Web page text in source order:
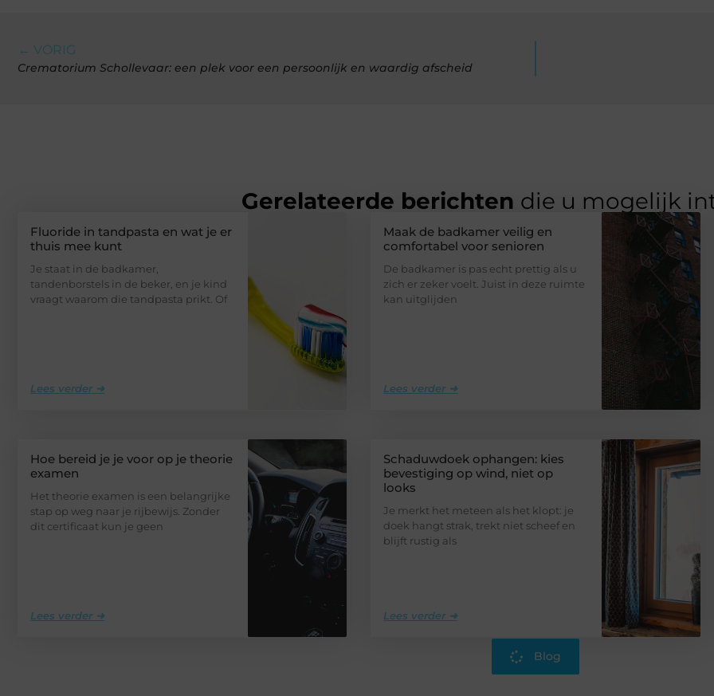
← VORIG
Crematorium Schollevaar: een plek voor een persoonlijk en waardig afscheid
Gerelateerde berichten die u mogelijk
Fluoride in tandpasta en wat je er
thuis mee kunt
Je staat in de badkamer,
tandenborstels in de beker, en je kind
vraagt waarom die tandpasta prikt. Of
Lees verder ➜
Maak de badkamer veilig en
comfortabel voor senioren
De badkamer is pas echt prettig als u
zich er zeker voelt. Juist in deze ruimte
kan uitglijden
Lees verder ➜
Hoe bereid je je voor op je theorie
examen
Het theorie examen is een belangrijke
stap op weg naar je rijbewijs. Zonder
dit certificaat kun je geen
Lees verder ➜
Schaduwdoek ophangen: kies
bevestiging op wind, niet op
looks
Je merkt het meteen als het klopt: je
doek hangt strak, trekt niet scheef en
blijft rustig als
Lees verder ➜
Blog